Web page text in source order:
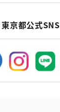
東京都公式SNS